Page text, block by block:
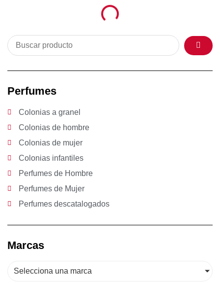
Perfumes
Colonias a granel
Colonias de hombre
Colonias de mujer
Colonias infantiles
Perfumes de Hombre
Perfumes de Mujer
Perfumes descatalogados
Marcas
Selecciona una marca